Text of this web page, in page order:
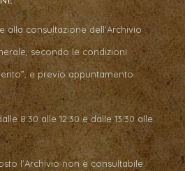
alla consultazione dell’Archivio
secondo le condizioni
e previo appuntamento
8:30 alle 12:30 e dalle 13:30 alle
l’Archivio non è consultabile.